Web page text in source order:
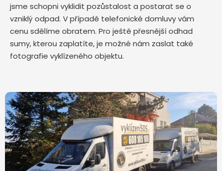
jsme schopni vyklidit pozůstalost a postarat se o
vzniklý odpad. V případě telefonické domluvy vám
cenu sdělíme obratem. Pro ještě přesnější odhad
sumy, kterou zaplatíte, je možné nám zaslat také
fotografie vyklízeného objektu.